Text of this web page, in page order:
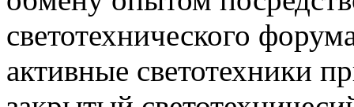
светотехнического
активные светотехники